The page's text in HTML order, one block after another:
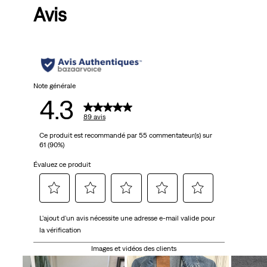
avis
Avis
Note générale
4.3 89 avis
Ce produit est recommandé par 55 commentateur(s) sur
61 (90%)
Évaluez ce produit
pour
attribuer
à
pour
attribuer
2 étoiles
pour
3 étoiles
à
pour
4 étoiles
à
pour
à
L'ajout d'un avis nécessite une adresse e-mail valide pour
la vérification
Images et vidéos des clients